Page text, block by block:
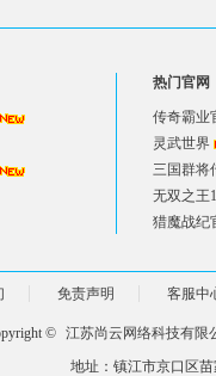
热门官网
传奇霸业
灵武世界
三国群将
无双之王
猎魔战纪
免责声明 客服中
© 江苏尚云网络科技有限
地址：镇江市京口区